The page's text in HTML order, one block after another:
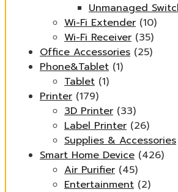
Unmanaged
Wi-Fi Extender (10)
Wi-Fi Receiver (35)
Office Accessories (25)
Phone&Tablet (1)
Tablet (1)
Printer (179)
3D Printer (33)
Label Printer (26)
Supplies & Accessories
Smart Home Device (426)
Air Purifier (45)
Entertainment (2)